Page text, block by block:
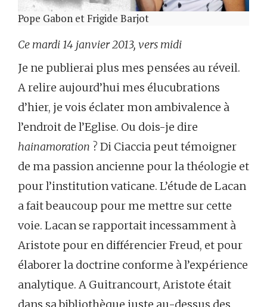
Pope Gabon et Frigide Barjot
Ce mardi 14 janvier 2013, vers midi
Je ne publierai plus mes pensées au réveil.
A relire aujourd’hui mes élucubrations
d’hier, je vois éclater mon ambivalence à
l’endroit de l’Eglise. Ou dois-je dire
hainamoration ? Di Ciaccia peut témoigner
de ma passion ancienne pour la théologie et
pour l’institution vaticane. L’étude de Lacan
a fait beaucoup pour me mettre sur cette
voie. Lacan se rapportait incessamment à
Aristote pour en différencier Freud, et pour
élaborer la doctrine conforme à l’expérience
analytique. A Guitrancourt, Aristote était
dans sa bibliothèque juste au-dessus des